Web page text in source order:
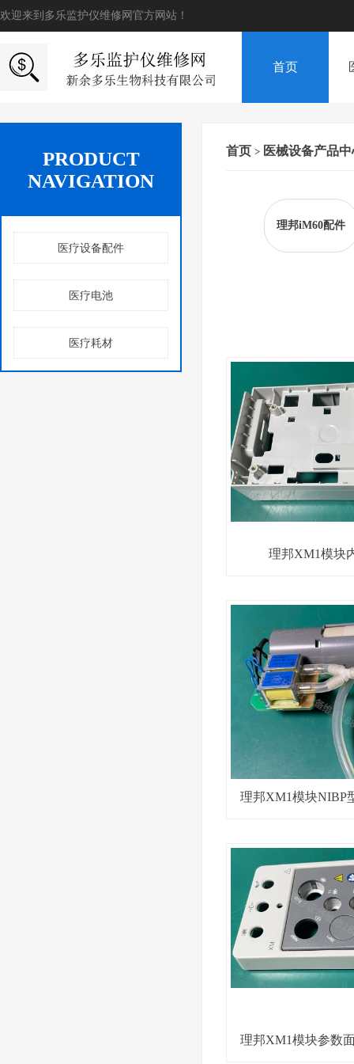
欢迎来到多乐监护仪维修网官方网站！
首页
PRODUCT
NAVIGATION
医疗设备配件
医疗电池
医疗耗材
首页 > 医械设备产品
理邦iM60配件
理邦XM1模块